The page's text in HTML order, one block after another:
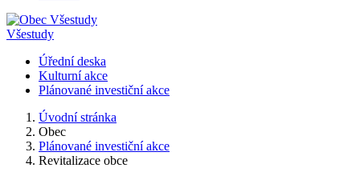
Všestudy
Úřední deska
Kulturní akce
Plánované investiční akce
Úvodní stránka
Obec
Plánované investiční akce
Revitalizace obce